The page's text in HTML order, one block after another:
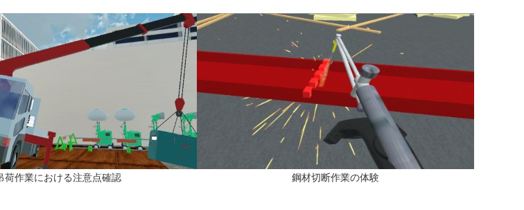
荷作業における注意点確認 鋼材切断作業の体験